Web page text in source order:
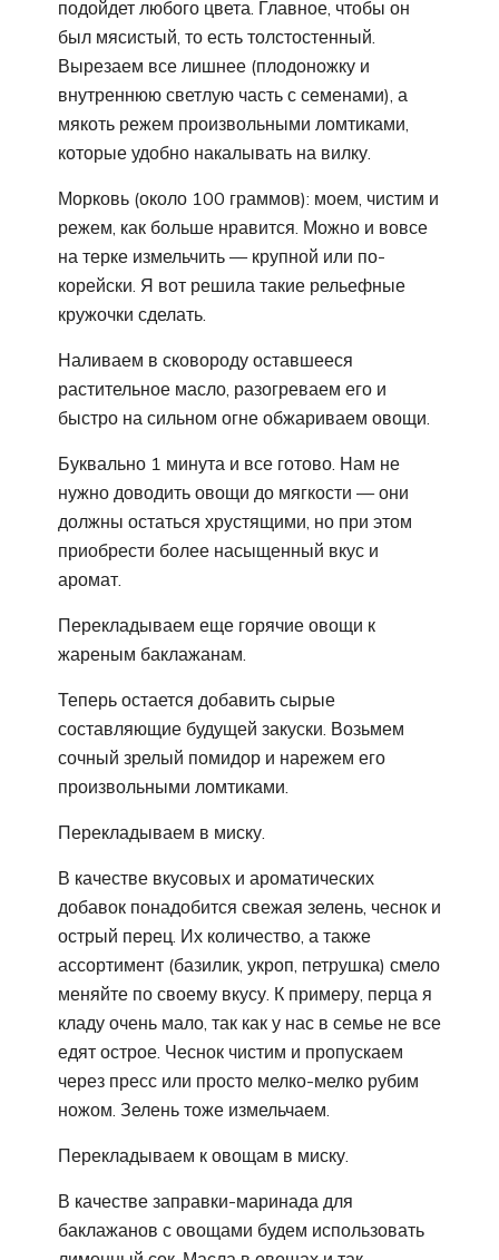
подойдет любого цвета. Главное, чтобы он
был мясистый, то есть толстостенный.
Вырезаем все лишнее (плодоножку и
внутреннюю светлую часть с семенами), а
мякоть режем произвольными ломтиками,
которые удобно накалывать на вилку.
Морковь (около 100 граммов): моем, чистим и
режем, как больше нравится. Можно и вовсе
на терке измельчить — крупной или по-
корейски. Я вот решила такие рельефные
кружочки сделать.
Наливаем в сковороду оставшееся
растительное масло, разогреваем его и
быстро на сильном огне обжариваем овощи.
Буквально 1 минута и все готово. Нам не
нужно доводить овощи до мягкости — они
должны остаться хрустящими, но при этом
приобрести более насыщенный вкус и
аромат.
Перекладываем еще горячие овощи к
жареным баклажанам.
Теперь остается добавить сырые
составляющие будущей закуски. Возьмем
сочный зрелый помидор и нарежем его
произвольными ломтиками.
Перекладываем в миску.
В качестве вкусовых и ароматических
добавок понадобится свежая зелень, чеснок и
острый перец. Их количество, а также
ассортимент (базилик, укроп, петрушка) смело
меняйте по своему вкусу. К примеру, перца я
кладу очень мало, так как у нас в семье не все
едят острое. Чеснок чистим и пропускаем
через пресс или просто мелко-мелко рубим
ножом. Зелень тоже измельчаем.
Перекладываем к овощам в миску.
В качестве заправки-маринада для
баклажанов с овощами будем использовать